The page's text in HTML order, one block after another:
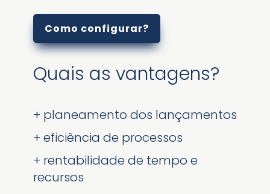
Como configurar?
Quais as vantagens?
+ planeamento dos lançamentos
+ eficiência de processos
+ rentabilidade de tempo e
recursos